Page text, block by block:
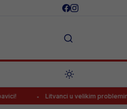
Litvanci u velikim problemima pred duel